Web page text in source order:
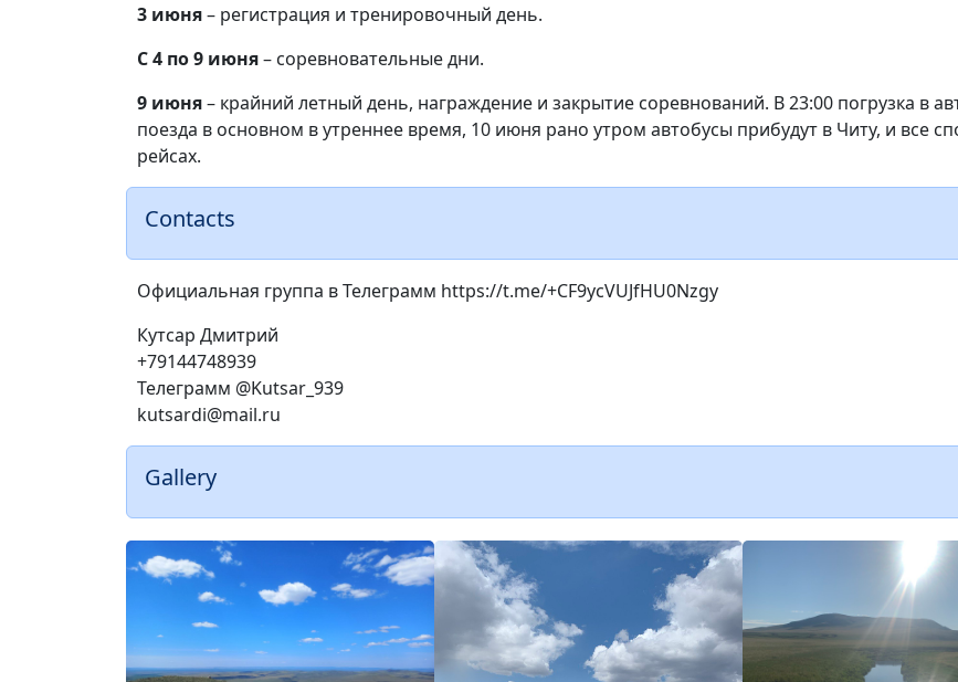
3 июня– регистрация и тренировочный день.
С 4 по 9 июня– соревновательные дни.
9 июня– крайний летный день, награждение и закрытие соревнований. В 23:00 погрузка в
поезда в основном в утреннее время, 10 июня рано утром автобусы прибудут в Читу, и все
рейсах.
Contacts
Официальная группа в Телеграмм https://t.me/+CF9ycVUJfHU0Nzgy
Кутсар Дмитрий
+79144748939
Телеграмм @Kutsar_939
kutsardi@mail.ru
Gallery